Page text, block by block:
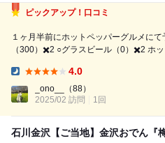
ピックアップ！口コミ
１ヶ月半前にホットペッパーグルメにて予約
（300）✖️2 ○グラスビール（0）✖️2 ホットペッパーグルメのクーポン使
4.0
_ono__
（88）
2025/02 訪問
1回
石川金沢【ご当地】金沢おでん『